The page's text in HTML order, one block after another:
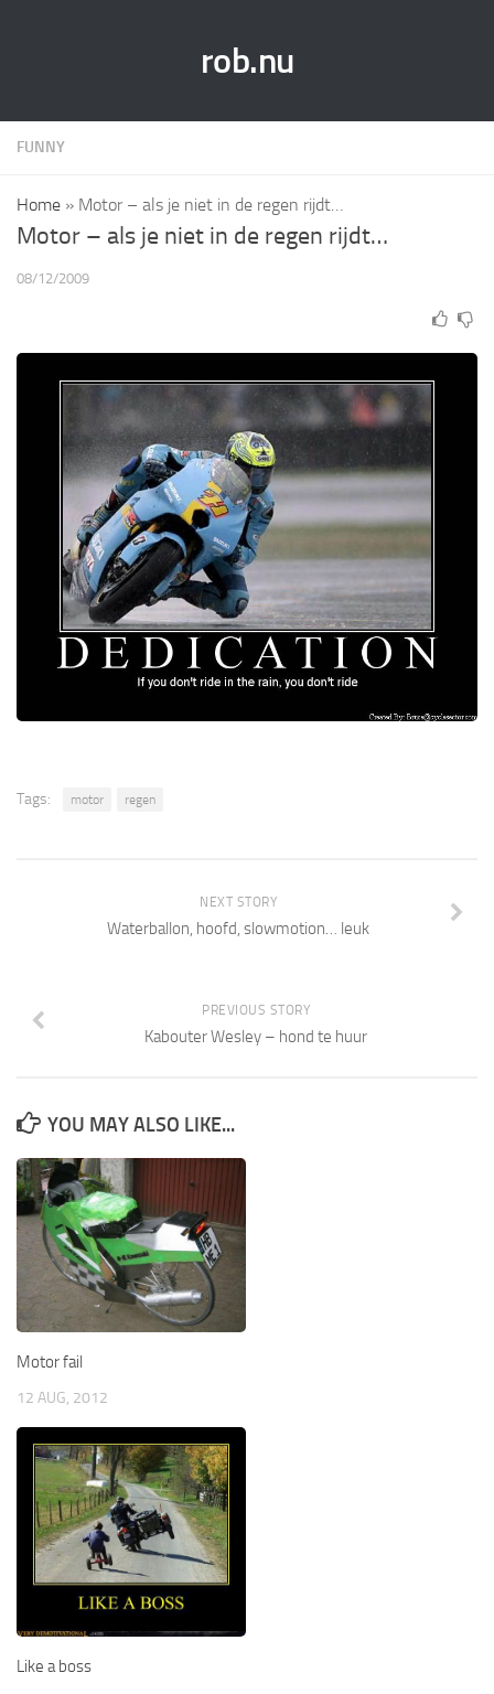
rob.nu
FUNNY
Home » Motor – als je niet in de regen rijdt…
Motor – als je niet in de regen rijdt…
08/12/2009
Tags: motor regen
NEXT STORY
Waterballon, hoofd, slowmotion… leuk
PREVIOUS STORY
Kabouter Wesley – hond te huur
YOU MAY ALSO LIKE...
Motor fail
12 AUG, 2012
Like a boss